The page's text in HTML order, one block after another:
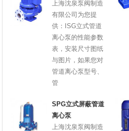
上海沈泉泵阀制造
有限公司为您提
供：ISG立式管道
离心泵的性能参数
表，安装尺寸图纸
与图片，如果您对
管道离心泵型号、
管
SPG立式屏蔽管道
离心泵
上海沈泉泵阀制造